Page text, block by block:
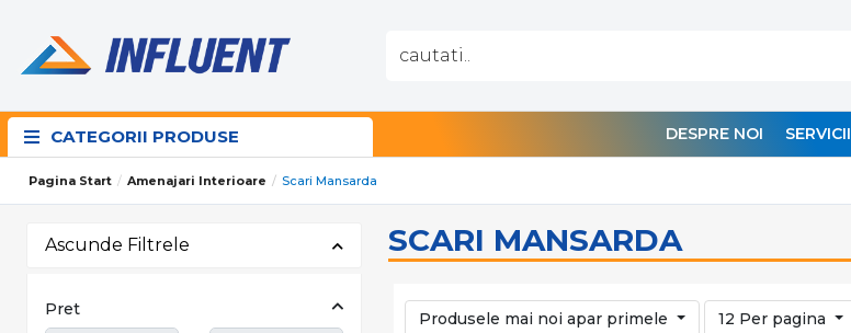
CATEGORII PRODUSE DESPRE NOI SERVICII
Pagina Start Amenajari Interioare Scari Mansarda
Ascunde Filtrele
Pret
SCARI MANSARDA
Produsele mai noi apar primele 12 Per pagina